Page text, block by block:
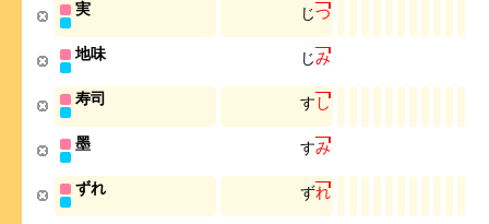
実 じつ
地味 じみ
寿司 す し
墨 すみ
ずれ ずれ